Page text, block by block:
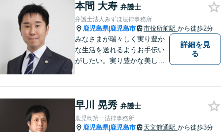
本間 大寿 弁護士
弁護士法人みずほ法律事務所
鹿児島県|鹿児島市 市役所前駅 から徒歩2分
みなさまが瑞々しく実り豊か
な生活を送れるようお手伝い
がしたい。実り豊かな美しい
なさまと一緒に成長させてい
ただきたい。それが私たち，
みずほ法律事務所の思いで
詳細を見
る
早川 晃秀 弁護士
鹿児島第一法律事務所
鹿児島県|鹿児島市 天文館通駅 から徒歩3分